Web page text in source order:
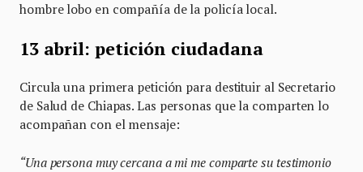
hombre lobo en compañía de la policía local.
13 abril: petición ciudadana
Circula una primera petición para destituir al Secretario
de Salud de Chiapas. Las personas que la comparten lo
acompañan con el mensaje:
“Una persona muy cercana a mi me comparte su testimonio